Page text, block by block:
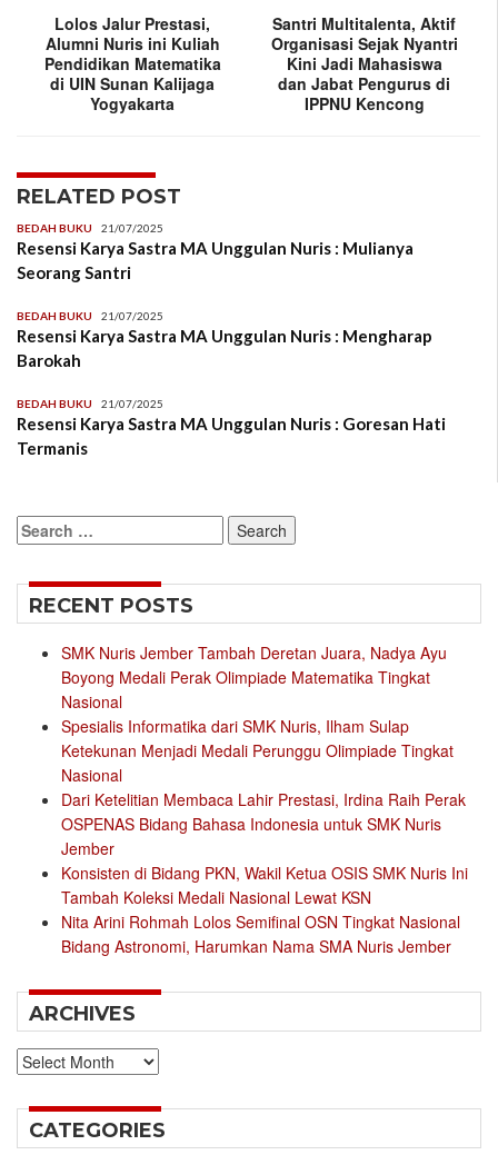
Lolos Jalur Prestasi,
Alumni Nuris ini Kuliah
Pendidikan Matematika
di UIN Sunan Kalijaga
Yogyakarta
Santri Multitalenta, Aktif
Organisasi Sejak Nyantri
Kini Jadi Mahasiswa
dan Jabat Pengurus di
IPPNU Kencong
RELATED POST
BEDAH BUKU 21/07/2025
Resensi Karya Sastra MA Unggulan Nuris : Mulianya
Seorang Santri
BEDAH BUKU 21/07/2025
Resensi Karya Sastra MA Unggulan Nuris : Mengharap
Barokah
BEDAH BUKU 21/07/2025
Resensi Karya Sastra MA Unggulan Nuris : Goresan Hati
Termanis
Search
for:
RECENT POSTS
SMK Nuris Jember Tambah Deretan Juara, Nadya Ayu
Boyong Medali Perak Olimpiade Matematika Tingkat
Nasional
Spesialis Informatika dari SMK Nuris, Ilham Sulap
Ketekunan Menjadi Medali Perunggu Olimpiade Tingkat
Nasional
Dari Ketelitian Membaca Lahir Prestasi, Irdina Raih Perak
OSPENAS Bidang Bahasa Indonesia untuk SMK Nuris
Jember
Konsisten di Bidang PKN, Wakil Ketua OSIS SMK Nuris Ini
Tambah Koleksi Medali Nasional Lewat KSN
Nita Arini Rohmah Lolos Semifinal OSN Tingkat Nasional
Bidang Astronomi, Harumkan Nama SMA Nuris Jember
ARCHIVES
Archives
CATEGORIES